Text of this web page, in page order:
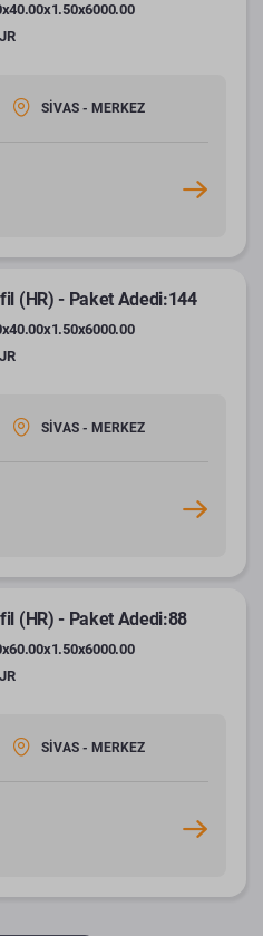
SİVAS - MERKEZ
(HR) - Paket Adedi:144
SİVAS - MERKEZ
(HR) - Paket Adedi:88
SİVAS - MERKEZ